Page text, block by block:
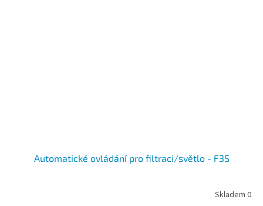
Automatické ovládání pro filtraci/světlo - F3S
Skladem 0